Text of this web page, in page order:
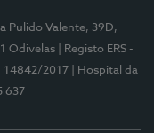
Pulido Valente, 39D,
Odivelas
| Registo ERS -
14842/2017
| Hospital da
637